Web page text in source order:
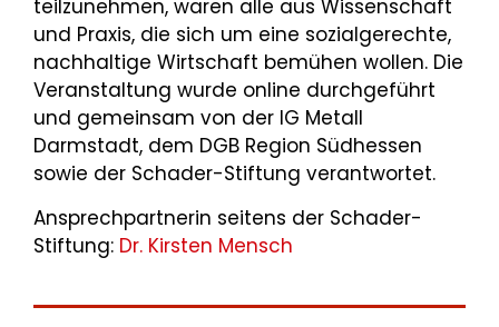
teilzunehmen, waren alle aus Wissenschaft
und Praxis, die sich um eine sozialgerechte,
nachhaltige Wirtschaft bemühen wollen. Die
Veranstaltung wurde online durchgeführt
und gemeinsam von der IG Metall
Darmstadt, dem DGB Region Südhessen
sowie der Schader-Stiftung verantwortet.
Ansprechpartnerin seitens der Schader-
Stiftung: Dr. Kirsten Mensch